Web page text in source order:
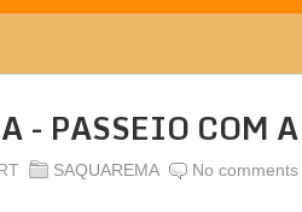
- PASSEIO COM
SAQUAREMA No comments